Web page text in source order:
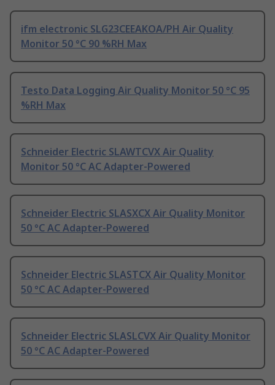
ifm electronic SLG23CEEAKOA/PH Air Quality
Monitor 50 °C 90 %RH Max
Testo Data Logging Air Quality Monitor 50 °C 95
%RH Max
Schneider Electric SLAWTCVX Air Quality
Monitor 50 °C AC Adapter-Powered
Schneider Electric SLASXCX Air Quality Monitor
50 °C AC Adapter-Powered
Schneider Electric SLASTCX Air Quality Monitor
50 °C AC Adapter-Powered
Schneider Electric SLASLCVX Air Quality Monitor
50 °C AC Adapter-Powered